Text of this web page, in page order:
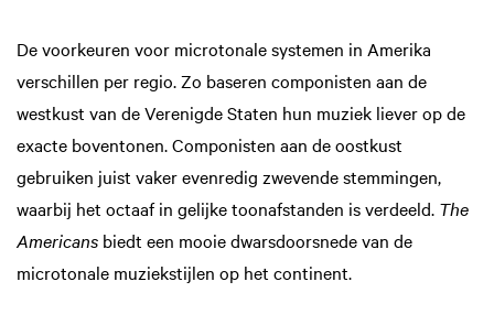
De voorkeuren voor microtonale systemen in Amerika
verschillen per regio. Zo baseren componisten aan de
westkust van de Verenigde Staten hun muziek liever op de
exacte boventonen. Componisten aan de oostkust
gebruiken juist vaker evenredig zwevende stemmingen,
waarbij het octaaf in gelijke toonafstanden is verdeeld. The
Americans biedt een mooie dwarsdoorsnede van de
microtonale muziekstijlen op het continent.